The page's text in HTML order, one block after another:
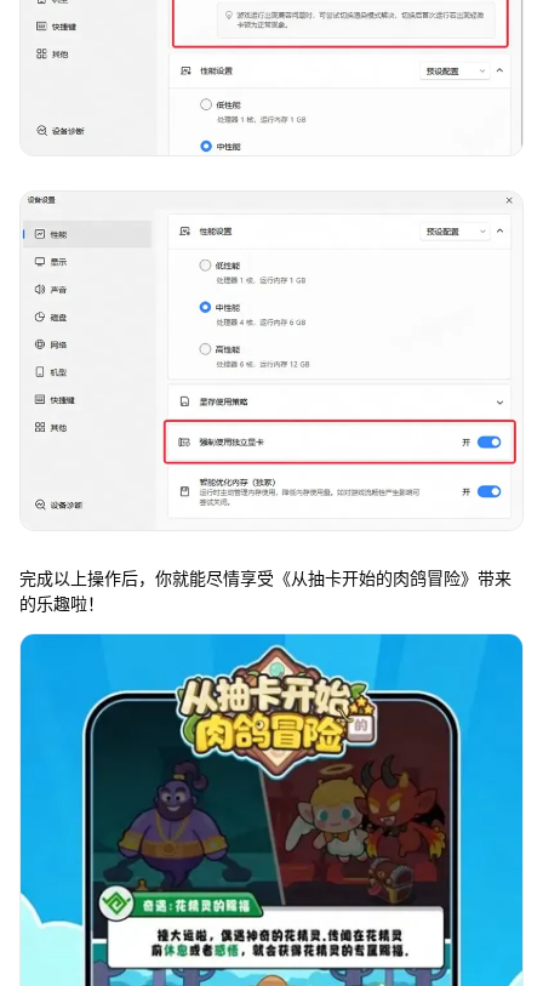
完成以上操作后，你就能尽情享受《从抽卡开始的肉鸽冒险》带来
的乐趣啦！